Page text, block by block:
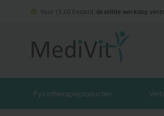
Voor 15.00 besteld, dezelfde werkdag
Fysiotherapieproducten